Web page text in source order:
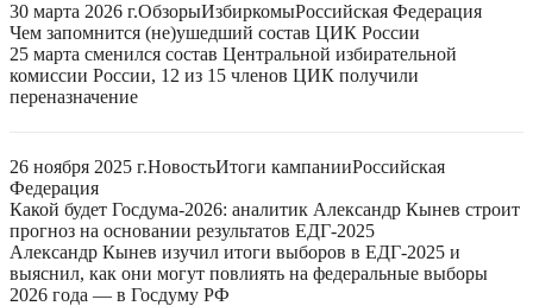
30 марта 2026 г.ОбзорыИзбиркомыРоссийская Федерация
Чем запомнится (не)ушедший состав ЦИК России
25 марта сменился состав Центральной избирательной
комиссии России, 12 из 15 членов ЦИК получили
переназначение
26 ноября 2025 г.НовостьИтоги кампанииРоссийская
Федерация
Какой будет Госдума-2026: аналитик Александр Кынев строит
прогноз на основании результатов ЕДГ-2025
Александр Кынев изучил итоги выборов в ЕДГ-2025 и
выяснил, как они могут повлиять на федеральные выборы
2026 года — в Госдуму РФ